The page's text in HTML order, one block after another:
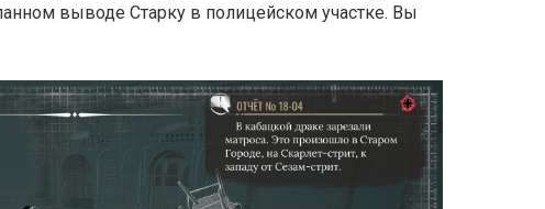
выводе Старку в полицейском участке. Вы